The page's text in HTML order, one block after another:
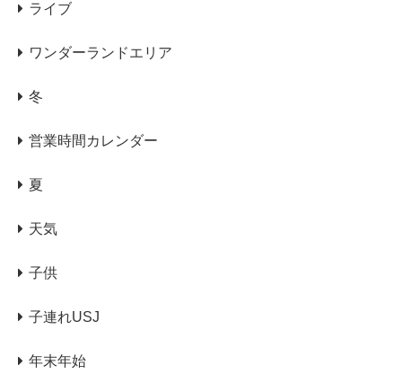
ライブ
ワンダーランドエリア
冬
営業時間カレンダー
夏
天気
子供
子連れUSJ
年末年始